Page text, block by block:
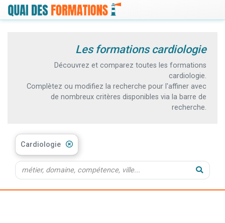
Les formations cardiologie
Découvrez et comparez toutes les formations
cardiologie.
Complètez ou modifiez la recherche pour l'affiner avec
de nombreux critères disponibles via la barre de
recherche.
Cardiologie